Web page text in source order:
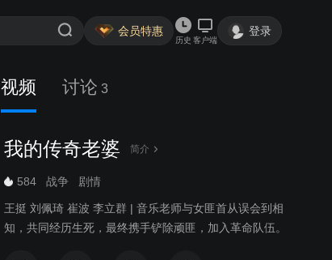
会员特惠
历史 客户端
登录
视频 讨论 3
我的传奇老婆 简介
584 战争 剧情
王挺 刘佩琦 崔波 李立群 | 音乐老师与女匪首从误会到相
知，共同经历生死，最终携手铲除顽匪，加入革命队伍。